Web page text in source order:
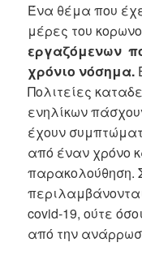
Ένα θέμα που
μέρες του
εργαζόμενων
χρόνιο νόσημα.
Πολιτείες
ενηλίκων
έχουν
από έναν χρόνο
παρακολούθηση.
covid-19, ούτε
από την